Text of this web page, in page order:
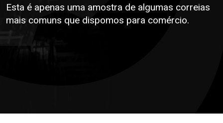
Esta é apenas uma amostra de algumas correias
mais comuns que dispomos para comércio.